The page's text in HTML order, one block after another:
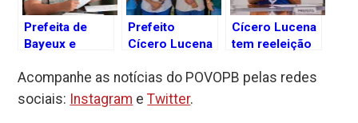
Prefeita de
Bayeux e
alvos de ação
do Ministério
Prefeito
Cícero Lucena
pesar pela
morte do
Cícero Lucena
tem reeleição
duas
Acompanhe as notícias do POVOPB pelas redes
sociais: Instagram eTwitter.